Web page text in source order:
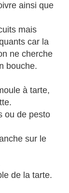
ainsi que
mais
car la
ne cherche
bouche.
à tarte,
ou de pesto
sur le
de la tarte.